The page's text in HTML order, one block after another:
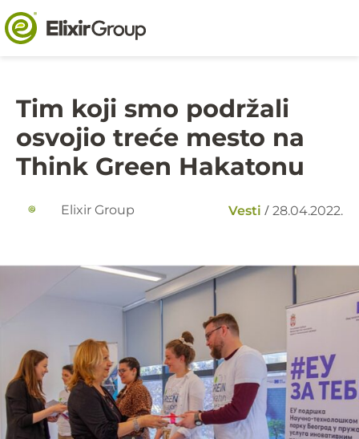
Tim koji smo podržali
osvojio treće mesto na
Think Green Hakatonu
Elixir Group Vesti / 28.04.2022.